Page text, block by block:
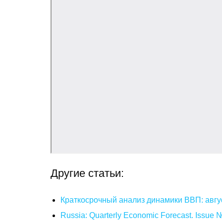
Другие статьи:
Краткосрочный анализ динамики ВВП:
Russia: Quarterly Economic Forecast. Issue